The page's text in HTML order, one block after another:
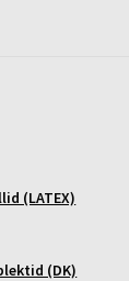
(LATEX)
(DK)